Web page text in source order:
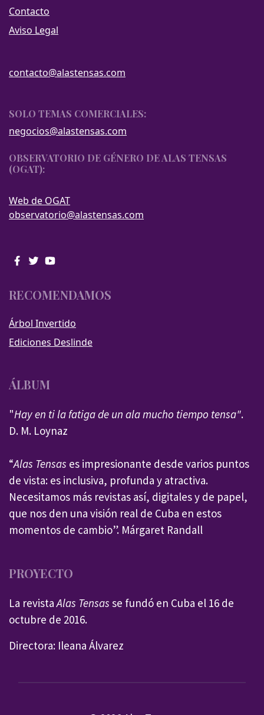
Contacto
Aviso Legal
contacto@alastensas.com
SOLO TEMAS COMERCIALES:
negocios@alastensas.com
OBSERVATORIO DE GÉNERO DE ALAS TENSAS
(OGAT):
Web de OGAT
observatorio@alastensas.com
RECOMENDAMOS
Árbol Invertido
Ediciones Deslinde
ÁLBUM
"Hay en ti la fatiga de un ala mucho tiempo tensa".
D. M. Loynaz
“Alas Tensas es impresionante desde varios puntos
de vista: es inclusiva, profunda y atractiva.
Necesitamos más revistas así, digitales y de papel,
que nos den una visión real de Cuba en estos
momentos de cambio”. Márgaret Randall
PROYECTO
La revistaAlas Tensas se fundó en Cuba el 16 de
octubre de 2016.
Directora: Ileana Álvarez